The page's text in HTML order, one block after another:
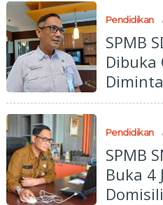
Pendidikan
SPMB
Dibuka
Calo
Pendidikan
SPMB
Buka 4